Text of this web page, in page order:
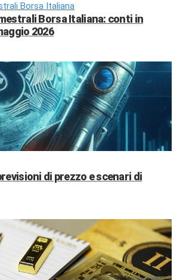
Borsa Italiana
Borsa Italiana: conti in
2026
di prezzo e scenari di